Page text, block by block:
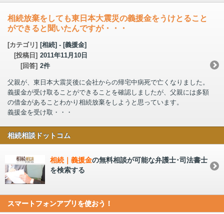
相続放棄をしても東日本大震災の義援金をうけとること
ができると聞いたんですが・・・
[カテゴリ] [相続] - [義援金]
[投稿日] 2011年11月10日
[回答] 2件
父親が、東日本大震災後に会社からの帰宅中病死で亡くなりました。
義援金が受け取ることができることを確認しましたが、父親には多額
の借金があることわかり相続放棄をしようと思っています。
義援金を受け取・・・
相続相談ドットコム
相続｜義援金の無料相談が可能な弁護士･司法書士
を検索する
スマートフォンアプリを使おう！